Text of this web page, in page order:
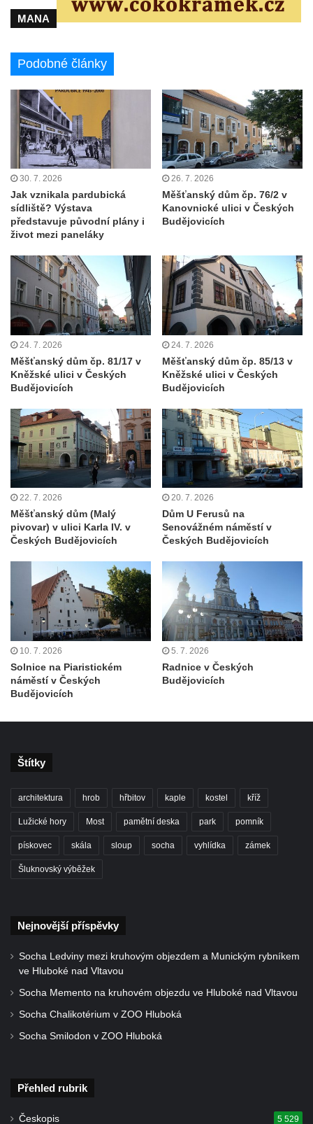
Pavilon Reinerovy fresky v zámeckém
parku v Duchcově
Dřevěný altán v Teplické ulici v Duchcově
Oplocení čestného dvora zámku v
Duchcově
Fara u kostela Zvěstování Panny Marie na
náměstí Republiky v Duchcově
Fara před kostelem svatých Petra a Pavla v
Jeníkově
Areál Mikov v Mikulášovicích – Ignaze
Röslera synové, továrna kovového zboží
Dům správce hřbitova v Mikulášovicích
Tovární budova v Mikulášovicích – Anton
Pohl, továrna na gumové stuhy
Tovární budova čp. 478 v Mikulášovicích –
Franz Frenzel, továrna na nože
Tovární budova jižně od dolního nádraží v
Mikulášovicích – Josef Kunert & synové,
kovové a kancelářské zboží
Schodiště ke kostelu Nanebevzetí Panny
Marie ve Vilémově
Lázeňský dům čp. 82 v Lázních Libverda
Obří sud v Lázních Libverda
Lázeňský dům Jizera čp. 116 v Lázních
Libverda
Lázeňský dům Depandance Vodoléčba čp.
113 v Lázních Libverda
Frýdlantu
Dům čp. 104 na náměstí T. G. Masaryka ve
Frýdlantu
Dům čp. 102 na náměstí T. G. Masaryka ve
Frýdlantu
Dům čp. 2 zvaný Na Panské zvůli na
náměstí T. G. Masaryka ve Frýdlantu
Dvojdům čp. 92 a 93 (hotel Bílý kůň) na
náměstí T. G. Masaryka ve Frýdlantu
Čechách
Čechách
Dům čp. 101 v ulici Ke Hradu ve Sloupu v
Čechách
Čechách
MANA
Podobné články
30. 7. 2026
Jak vznikala pardubická
sídliště? Výstava
představuje původní plány i
život mezi paneláky
26. 7. 2026
Měšťanský dům čp. 76/2 v
Kanovnické ulici v Českých
Budějovicích
24. 7. 2026
Měšťanský dům čp. 81/17 v
Kněžské ulici v Českých
Budějovicích
24. 7. 2026
Měšťanský dům čp. 85/13 v
Kněžské ulici v Českých
Budějovicích
22. 7. 2026
Měšťanský dům (Malý
pivovar) v ulici Karla IV. v
Českých Budějovicích
20. 7. 2026
Dům U Ferusů na
Senovážném náměstí v
Českých Budějovicích
10. 7. 2026
Solnice na Piaristickém
náměstí v Českých
Budějovicích
5. 7. 2026
Radnice v Českých
Budějovicích
Štítky
architektura hrob hřbitov kaple kostel kříž
Lužické hory Most pamětní deska park pomník
pískovec skála sloup socha vyhlídka zámek
Šluknovský výběžek
Nejnovější příspěvky
Socha Ledviny mezi kruhovým objezdem a Munickým rybníkem
ve Hluboké nad Vltavou
Socha Memento na kruhovém objezdu ve Hluboké nad Vltavou
Socha Chalikotérium v ZOO Hluboká
Socha Smilodon v ZOO Hluboká
Přehled rubrik
Českopis 5 529